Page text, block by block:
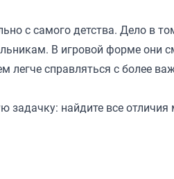
с самого детства. Дело в
В игровой форме они
легче справляться с более
задачку: найдите все